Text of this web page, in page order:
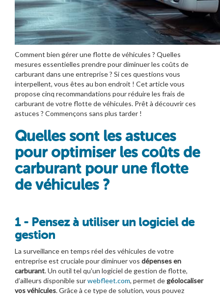
Comment bien gérer une flotte de véhicules ? Quelles
mesures essentielles prendre pour diminuer les coûts de
carburant dans une entreprise ? Si ces questions vous
interpellent, vous êtes au bon endroit ! Cet article vous
propose cinq recommandations pour réduire les frais de
carburant de votre flotte de véhicules. Prêt à découvrir ces
astuces ? Commençons sans plus tarder !
Quelles sont les astuces
pour optimiser les coûts de
carburant pour une flotte
de véhicules ?
1 - Pensez à utiliser un logiciel de
gestion
La surveillance en temps réel des véhicules de votre
entreprise est cruciale pour diminuer vos dépenses en
carburant. Un outil tel qu'un logiciel de gestion de flotte,
d’ailleurs disponible surwebfleet.com, permet degéolocaliser
vos véhicules. Grâce à ce type de solution, vous pouvez